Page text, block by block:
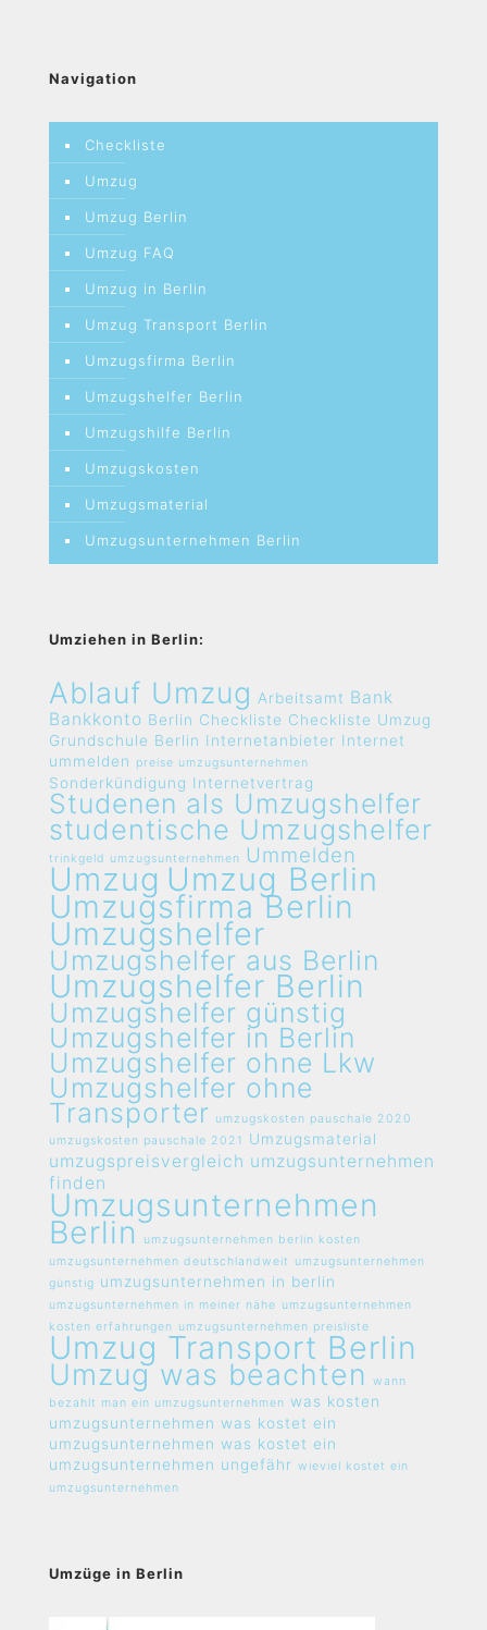
Navigation
Checkliste
Umzug
Umzug Berlin
Umzug FAQ
Umzug in Berlin
Umzug Transport Berlin
Umzugsfirma Berlin
Umzugshelfer Berlin
Umzugshilfe Berlin
Umzugskosten
Umzugsmaterial
Umzugsunternehmen Berlin
Umziehen in Berlin:
Ablauf Umzug Arbeitsamt Bank
Bankkonto Berlin Checkliste Checkliste Umzug
Grundschule Berlin Internetanbieter Internet
ummelden
preise umzugsunternehmen
Sonderkündigung Internetvertrag
Studenen als Umzugshelfer
studentische Umzugshelfer
trinkgeld umzugsunternehmen Ummelden
Umzug Umzug Berlin
Umzugsfirma Berlin
Umzugshelfer
Umzugshelfer aus Berlin
Umzugshelfer Berlin
Umzugshelfer günstig
Umzugshelfer in Berlin
Umzugshelfer ohne Lkw
Umzugshelfer ohne
Transporter umzugskosten pauschale 2020
umzugskosten pauschale 2021
Umzugsmaterial
umzugspreisvergleich umzugsunternehmen
finden
Umzugsunternehmen
Berlin
umzugsunternehmen berlin kosten
umzugsunternehmen deutschlandweit
umzugsunternehmen
günstig umzugsunternehmen in berlin
umzugsunternehmen in meiner nähe umzugsunternehmen
kosten erfahrungen umzugsunternehmen preisliste
Umzug Transport Berlin
Umzug was beachten
wann
bezahlt man ein umzugsunternehmen was kosten
umzugsunternehmen was kostet ein
umzugsunternehmen was kostet ein
umzugsunternehmen ungefähr wieviel kostet ein
umzugsunternehmen
Umzüge in Berlin